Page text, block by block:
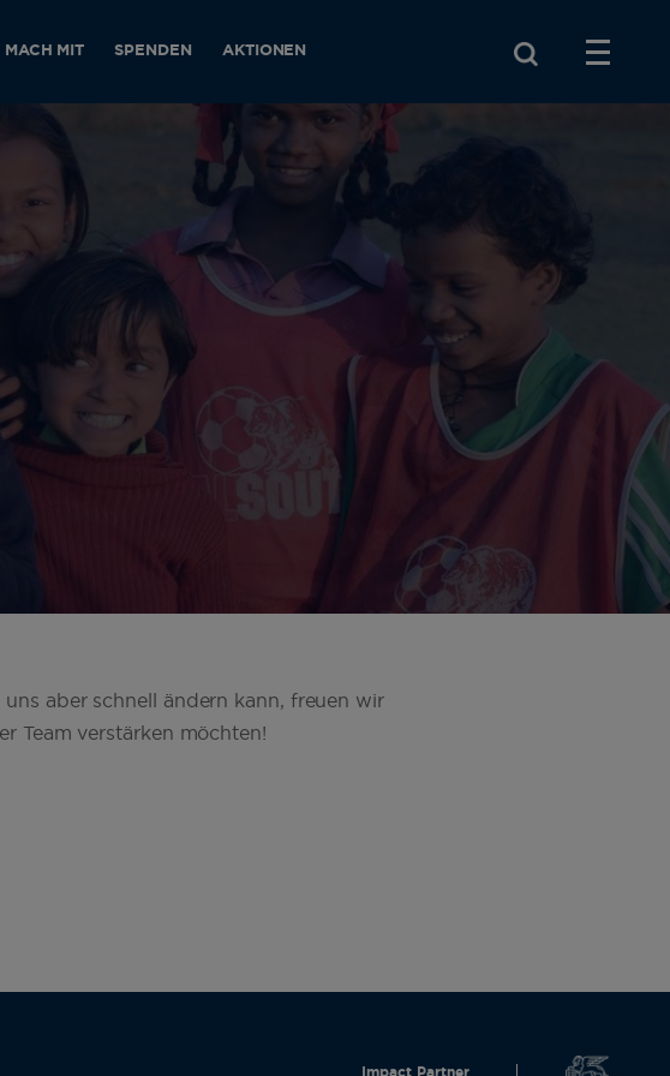
MACH MIT SPENDEN AKTIONEN
aber schnell ändern kann, freuen wir
Team verstärken möchten!
Impact Partner